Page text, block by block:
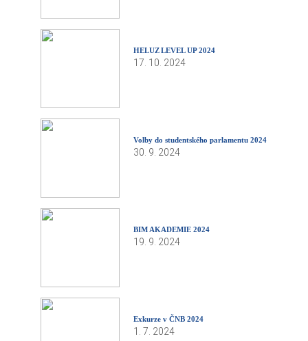
HELUZ LEVEL UP 2024
17. 10. 2024
Volby do studentského parlamentu 2024
30. 9. 2024
BIM AKADEMIE 2024
19. 9. 2024
Exkurze v ČNB 2024
1. 7. 2024